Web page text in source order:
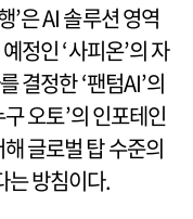
’은 AI 솔루션 영역
정인 ‘사피온’의 자
결정한 ‘팬텀AI’의
오토’의 인포테인
글로벌 탑 수준의
는 방침이다.